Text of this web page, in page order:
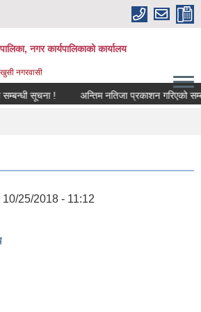
नगर कार्यपालिकाको कार्यालय
नगरवासी
सूचना ! अन्तिम नतिजा प्रकाशन गरिएको
10/25/2018 - 11:12